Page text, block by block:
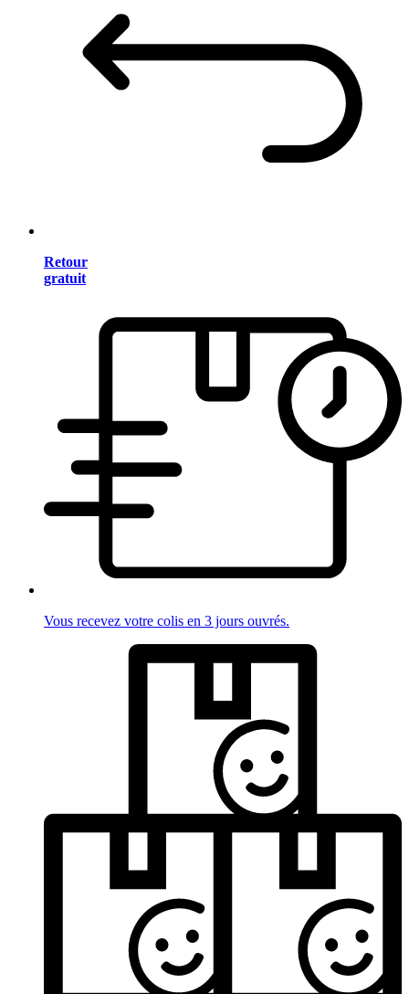
Retour
gratuit
Vous recevez votre colis en 3 jours ouvrés.